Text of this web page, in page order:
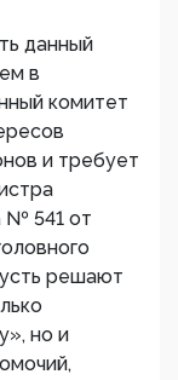
данный
в
комитет
и требует
№ 541 от
решают
но и